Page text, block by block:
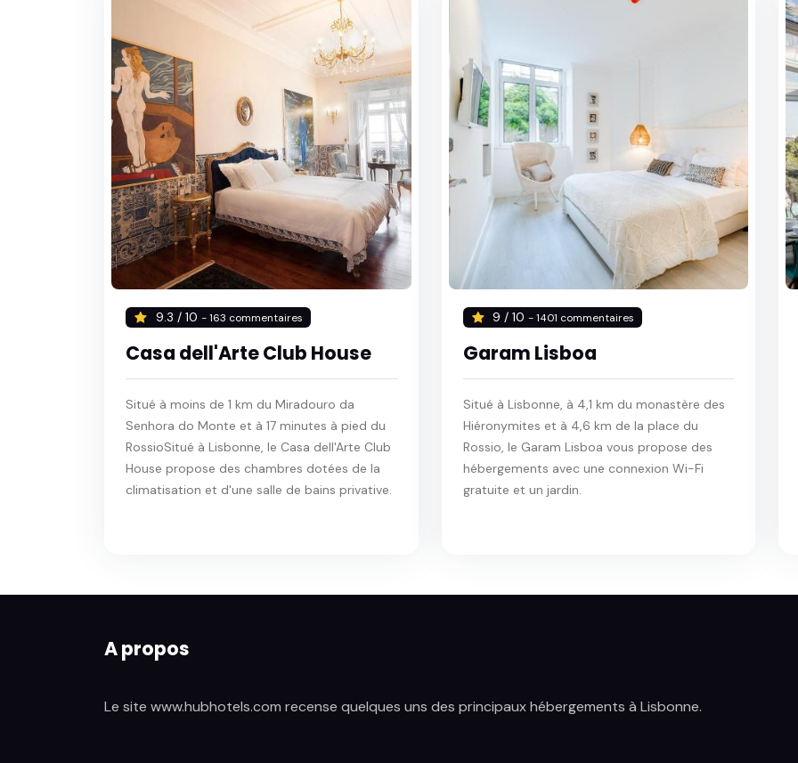
9.3 / 10 - 163 commentaires
Casa dell'Arte Club House
Situé à moins de 1 km du Miradouro da
Senhora do Monte et à 17 minutes à pied du
RossioSitué à Lisbonne, le Casa dell'Arte Club
House propose des chambres dotées de la
climatisation et d'une salle de bains privative.
9 / 10- 1401 commentaires
Garam Lisboa
Situé à Lisbonne, à 4,1 km du monastère des
Hiéronymites et à 4,6 km de la place du
Rossio, le Garam Lisboa vous propose des
hébergements avec une connexion Wi-Fi
gratuite et un jardin.
A propos
Le site www.hubhotels.com recense quelques uns des principaux hébergements à Lisbonne.